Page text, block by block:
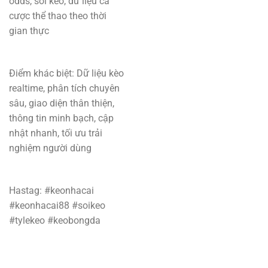
cược thể thao theo thời
gian thực
Điểm khác biệt: Dữ liệu kèo
realtime, phân tích chuyên
sâu, giao diện thân thiện,
thông tin minh bạch, cập
nhật nhanh, tối ưu trải
nghiệm người dùng
Hastag: #keonhacai
#keonhacai88 #soikeo
#tylekeo #keobongda